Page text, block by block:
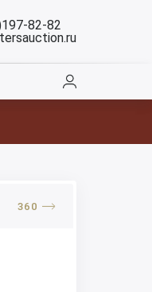
82-82
360